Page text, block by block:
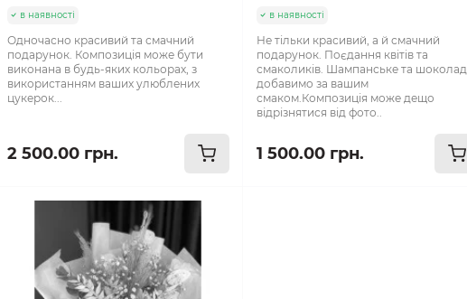
в наявності
Одночасно красивий та смачний
подарунок. Композиція може бути
виконана в будь-яких кольорах, з
використанням ваших улюблених
цукерок...
2 500.00 грн.
в наявності
Не тільки красивий, а й смачний
подарунок. Поєдання квітів та
смаколиків. Шампанське та шоколад
добавимо за вашим
смаком.Композиція може дещо
відрізнятися від фото..
1 500.00 грн.